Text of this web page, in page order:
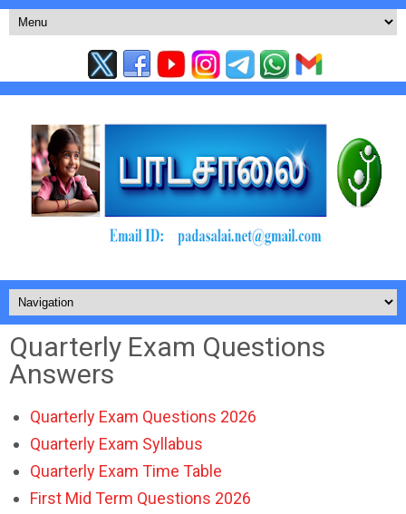
Quarterly Exam Questions
Answers
Quarterly Exam Questions 2026
Quarterly Exam Syllabus
Quarterly Exam Time Table
First Mid Term Questions 2026